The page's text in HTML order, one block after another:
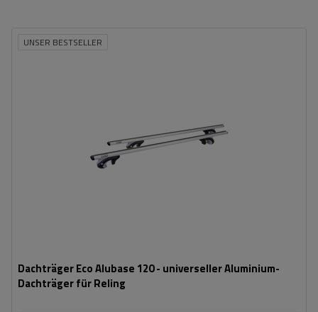
UNSER BESTSELLER
Dachträger Eco Alubase 120 - universeller Aluminium-
Dachträger für Reling